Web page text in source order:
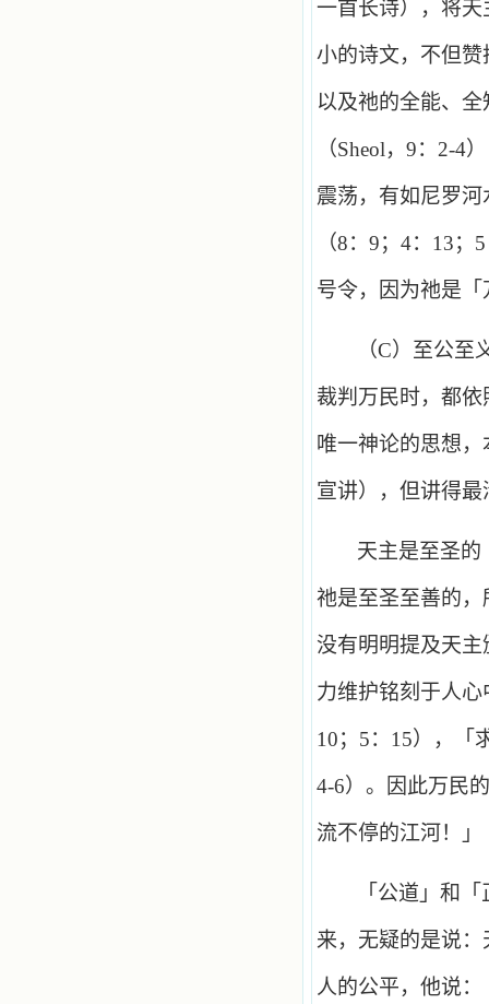
一首长诗），将
小的诗文，不但
以及祂的全能、
（Sheol， 9： 2-4
震荡，有如尼罗河
（8： 9； 4： 13； 5
号令，因为祂是
（C）至公至
裁判万民时，都
唯一神论的思想
宣讲），但讲得
天主是至圣的
祂是至圣至善的
没有明明提及天
力维护铭刻于人
10； 5： 15），「
4-6）。因此万民
流不停的江河！」
「公道」和
来，无疑的是说
人的公平，他说